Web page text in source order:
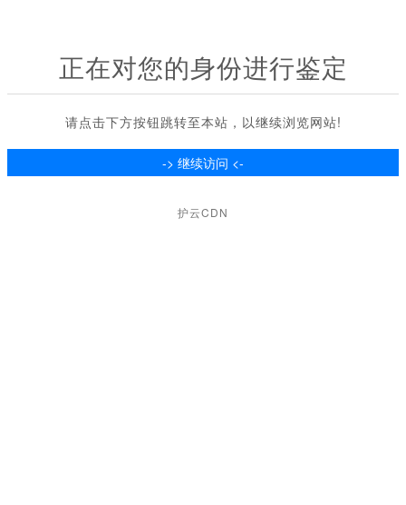
正在对您的身份进行鉴定
请点击下方按钮跳转至本站，以继续浏览网站!
护云CDN